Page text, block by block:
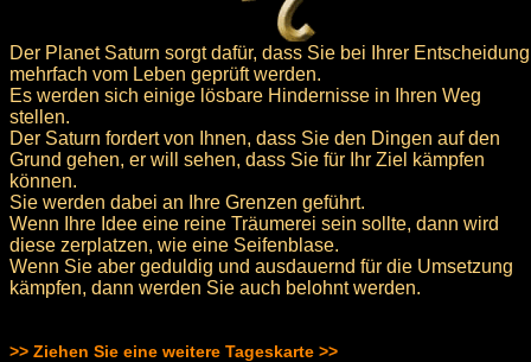
Der Planet Saturn sorgt dafür, dass Sie bei Ihrer Entscheidung
mehrfach vom Leben geprüft werden.
Es werden sich einige lösbare Hindernisse in Ihren Weg
stellen.
Der Saturn fordert von Ihnen, dass Sie den Dingen auf den
Grund gehen, er will sehen, dass Sie für Ihr Ziel kämpfen
können.
Sie werden dabei an Ihre Grenzen geführt.
Wenn Ihre Idee eine reine Träumerei sein sollte, dann wird
diese zerplatzen, wie eine Seifenblase.
Wenn Sie aber geduldig und ausdauernd für die Umsetzung
kämpfen, dann werden Sie auch belohnt werden.
>> Ziehen Sie eine weitere Tageskarte >>